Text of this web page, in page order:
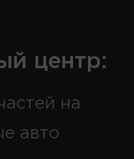
центр:
на
авто